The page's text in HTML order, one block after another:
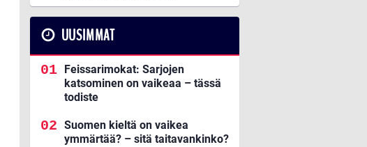
UUSIMMAT
Feissarimokat: Sarjojen
katsominen on vaikeaa – tässä
todiste
Suomen kieltä on vaikea
ymmärtää? – sitä taitavankinko?